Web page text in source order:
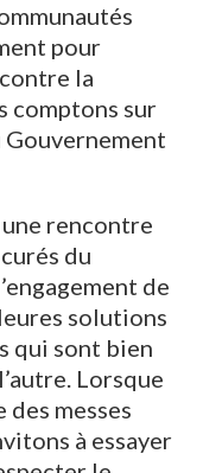
pour
la
comptons sur
rencontre
du
de
solutions
qui sont bien
Lorsque
des messes
à essayer